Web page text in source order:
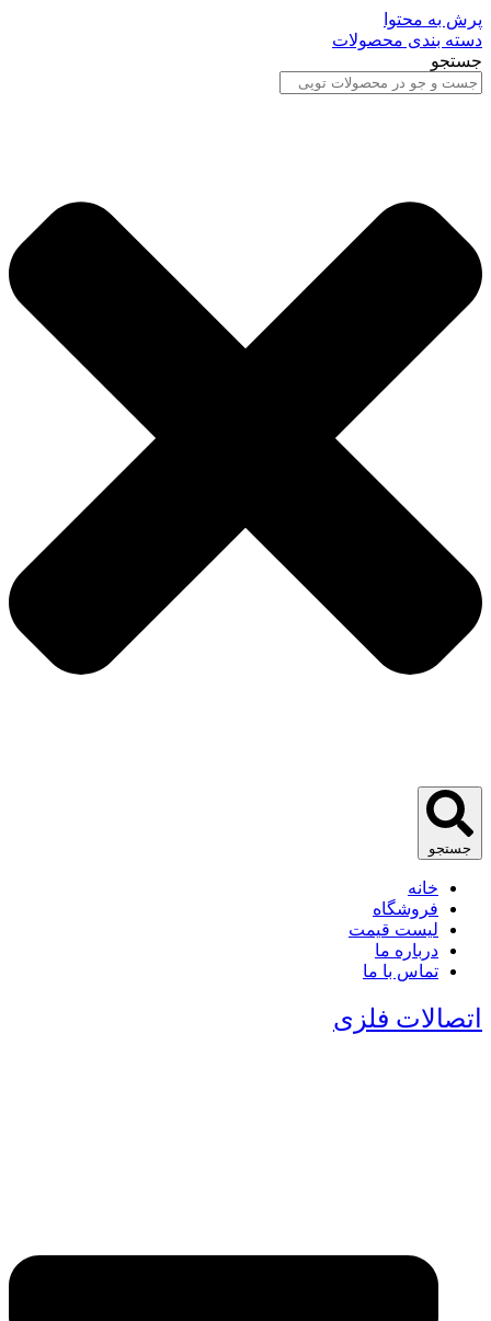
پرش به محتوا
دسته بندی محصولات
جستجو
جستجو
خانه
فروشگاه
لیست قیمت
درباره ما
تماس با ما
اتصالات فلزی